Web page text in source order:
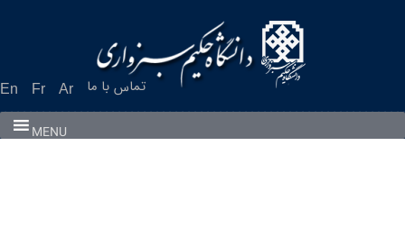
En Fr Ar تماس با ما
MENU